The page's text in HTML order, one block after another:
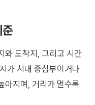
와 도착지, 그리고 시간
가 시내 중심부이거나
아지며, 거리가 멀수록